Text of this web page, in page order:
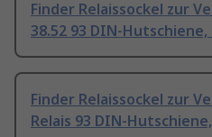
Finder Relaissockel zur
38.52 93 DIN-Hutschiene,
Finder Relaissockel zur
Relais 93 DIN-